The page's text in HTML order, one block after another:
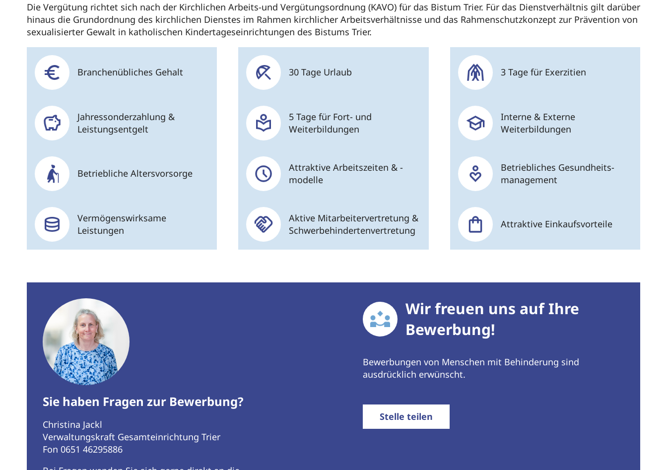
Die Vergütung richtet sich nach der Kirchlichen Arbeits-und Vergütungsordnung (KAVO) für das Bistum Trier. Für das Dienstverhältnis gilt darüber
hinaus die Grundordnung des kirchlichen Dienstes im Rahmen kirchlicher Arbeitsverhältnisse und das Rahmenschutzkonzept zur Prävention von
sexualisierter Gewalt in katholischen Kindertageseinrichtungen des Bistums Trier.
Branchenübliches Gehalt 30 Tage Urlaub 3 Tage für Exerzitien
Jahressonderzahlung &
Leistungsentgelt
5 Tage für Fort- und
Weiterbildungen
Interne & Externe
Weiterbildungen
Betriebliche Altersvorsorge
Attraktive Arbeitszeiten & -
modelle
Betriebliches Gesundheits-
management
Vermögenswirksame
Leistungen
Aktive Mitarbeitervertretung &
Schwerbehindertenvertretung
Attraktive Einkaufsvorteile
Sie haben Fragen zur Bewerbung?
Christina Jackl
Verwaltungskraft Gesamteinrichtung Trier
Fon 0651 46295886
Wir freuen uns auf Ihre
Bewerbung!
Bewerbungen von Menschen mit Behinderung sind
ausdrücklich erwünscht.
Stelle teilen
Mail